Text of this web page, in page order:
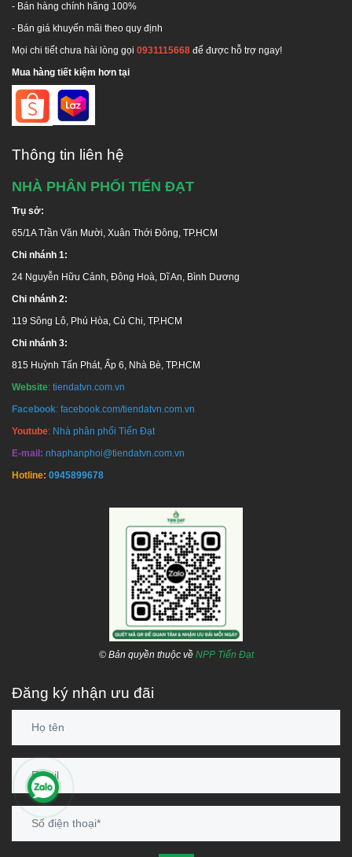
- Bán hàng chính hãng 100%
- Bán giá khuyến mãi theo quy định
Mọi chi tiết chưa hài lòng gọi 0931115668 để được hỗ trợ ngay!
Mua hàng tiết kiệm hơn tại
Thông tin liên hệ
NHÀ PHÂN PHỐI TIẾN ĐẠT
Trụ sở:
65/1A Trần Văn Mười, Xuân Thới Đông, TP.HCM
Chi nhánh 1:
24 Nguyễn Hữu Cảnh, Đông Hoà, Dĩ An, Bình Dương
Chi nhánh 2:
119 Sông Lô, Phú Hòa, Củ Chi, TP.HCM
Chi nhánh 3:
815 Huỳnh Tấn Phát, Ấp 6, Nhà Bè, TP.HCM
Website: tiendatvn.com.vn
Facebook: facebook.com/tiendatvn.com.vn
Youtube: Nhà phân phối Tiến Đạt
E-mail: nhaphanphoi@tiendatvn.com.vn
Hotline: 0945899678
© Bản quyền thuộc về NPP Tiến Đạt
Đăng ký nhận ưu đãi